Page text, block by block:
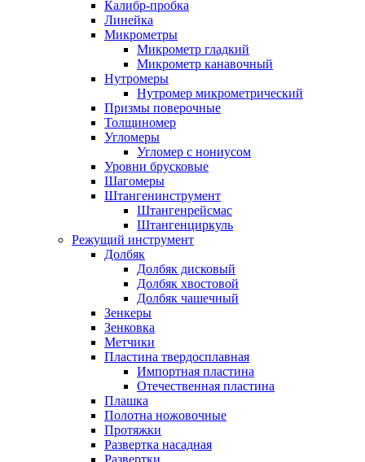
Калибр-пробка
Линейка
Микрометры
Микрометр гладкий
Микрометр канавочный
Нутромеры
Нутромер микрометрический
Призмы поверочные
Толщиномер
Угломеры
Угломер с нониусом
Уровни брусковые
Шагомеры
Штангенинструмент
Штангенрейсмас
Штангенциркуль
Режущий инструмент
Долбяк
Долбяк дисковый
Долбяк хвостовой
Долбяк чашечный
Зенкеры
Зенковка
Метчики
Пластина твердосплавная
Импортная пластина
Отечественная пластина
Плашка
Полотна ножовочные
Протяжки
Развертка насадная
Развертки